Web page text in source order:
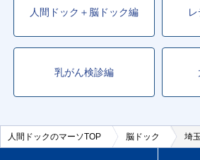
人間ドック＋脳ドック編
乳がん検診編
人間ドックのマーソTOP 脳ドック 埼